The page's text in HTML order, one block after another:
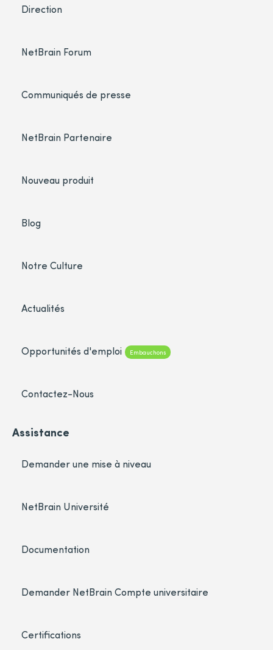
Direction
NetBrain Forum
Communiqués de presse
NetBrain Partenaire
Nouveau produit
Blog
Notre Culture
Actualités
Opportunités d'emploi Embauchons
Contactez-Nous
Assistance
Demander une mise à niveau
NetBrain Université
Documentation
Demander NetBrain Compte universitaire
Certifications